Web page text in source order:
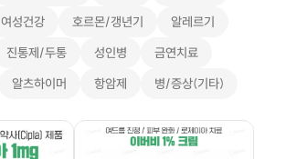
여성건강 호르몬/갱년기
알레르기
진통제/두통 성인병
금연치료
알츠하이머 항암제 병/증상(기타)